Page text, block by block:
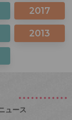
2017
2013
ュース